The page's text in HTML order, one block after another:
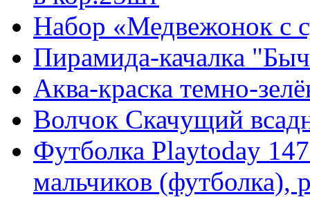
Набор «Медвежонок с
Пирамида-качалка
Аква-краска темно-
Волчок Скачущий
Футболка Playtoday
мальчиков (футболка),